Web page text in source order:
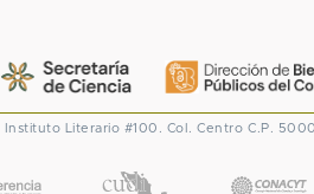
Instituto Literario #100. Col. Centro C.P.